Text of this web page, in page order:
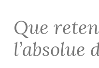
Que
l’absolue